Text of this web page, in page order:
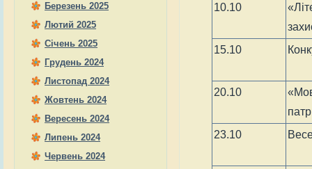
Березень 2025
Лютий 2025
Січень 2025
Грудень 2024
Листопад 2024
Жовтень 2024
Вересень 2024
Липень 2024
Червень 2024
10.10
15.10
20.10
23.10